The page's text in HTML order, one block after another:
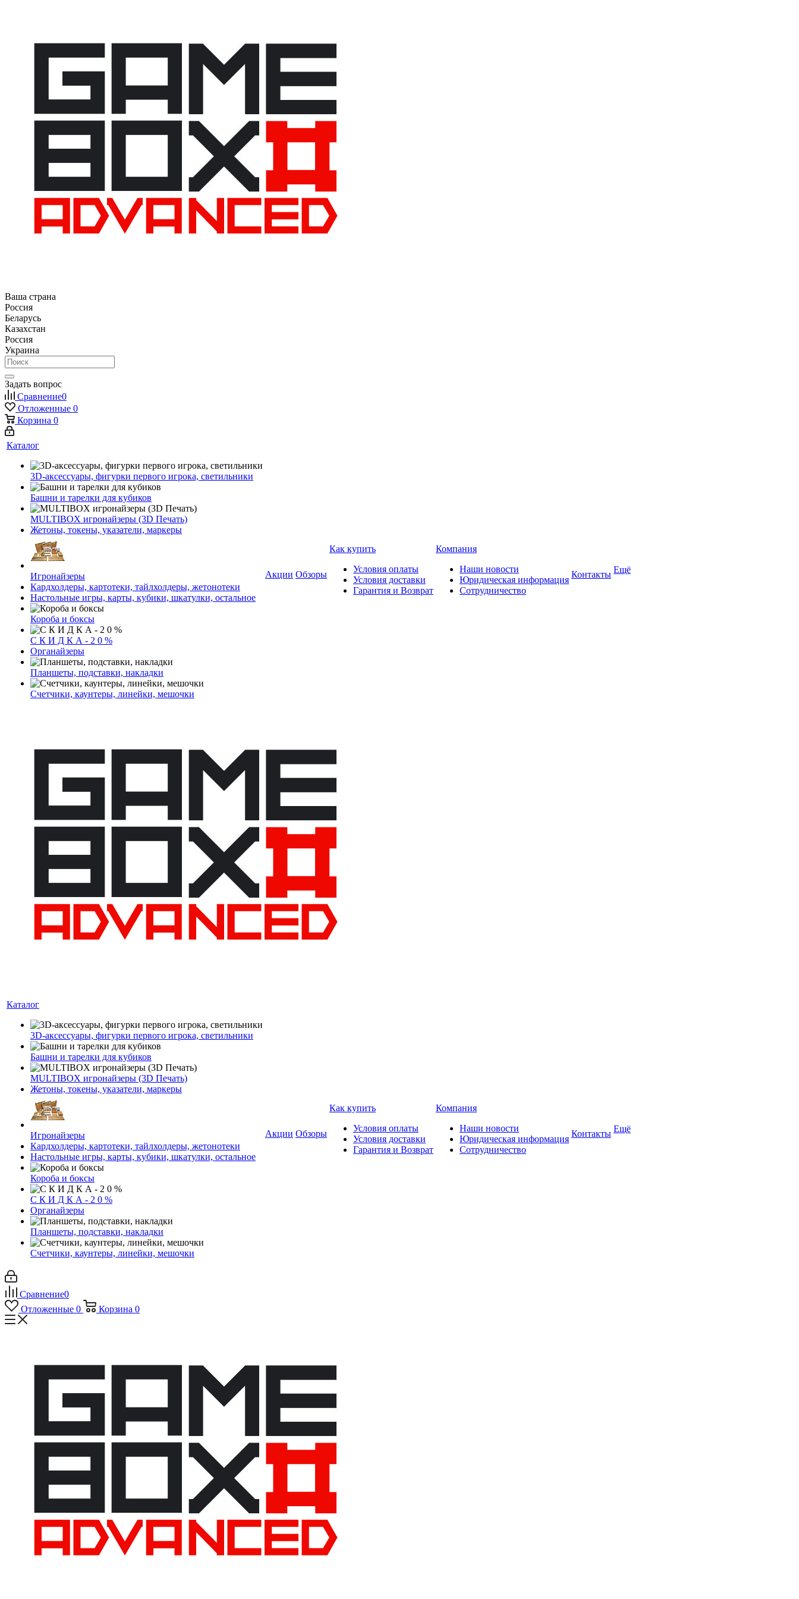
Ваша страна
Россия
Беларусь
Казахстан
Россия
Украина
Задать вопрос
Сравнение0
Отложенные 0
Корзина 0
Каталог
3D-аксессуары, фигурки первого игрока, светильники
Башни и тарелки для кубиков
MULTIBOX игронайзеры (3D Печать)
Жетоны, токены, указатели, маркеры
Игронайзеры
Кардхолдеры, картотеки, тайлхолдеры, жетонотеки
Настольные игры, карты, кубики, шкатулки, остальное
Короба и боксы
С К И Д К А - 2 0 %
Органайзеры
Планшеты, подставки, накладки
Счетчики, каунтеры, линейки, мешочки
Акции Обзоры
Как купить
Условия оплаты
Условия доставки
Гарантия и Возврат
Компания
Наши новости
Юридическая информация
Сотрудничество
Контакты Ещё
Каталог
3D-аксессуары, фигурки первого игрока, светильники
Башни и тарелки для кубиков
MULTIBOX игронайзеры (3D Печать)
Жетоны, токены, указатели, маркеры
Игронайзеры
Кардхолдеры, картотеки, тайлхолдеры, жетонотеки
Настольные игры, карты, кубики, шкатулки, остальное
Короба и боксы
С К И Д К А - 2 0 %
Органайзеры
Планшеты, подставки, накладки
Счетчики, каунтеры, линейки, мешочки
Акции Обзоры
Как купить
Условия оплаты
Условия доставки
Гарантия и Возврат
Компания
Наши новости
Юридическая информация
Сотрудничество
Контакты Ещё
Сравнение0
Отложенные 0 Корзина 0